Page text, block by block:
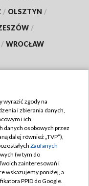
/ OLSZTYN /
/
/ WROCŁAW
wyrazić zgody na
i zbierania danych,
i ich
danych osobowych przez
dalej również „TVP”),
Zaufanych
(w tym do
zainteresowań i
wskazujemy poniżej, a
PPID do Google.